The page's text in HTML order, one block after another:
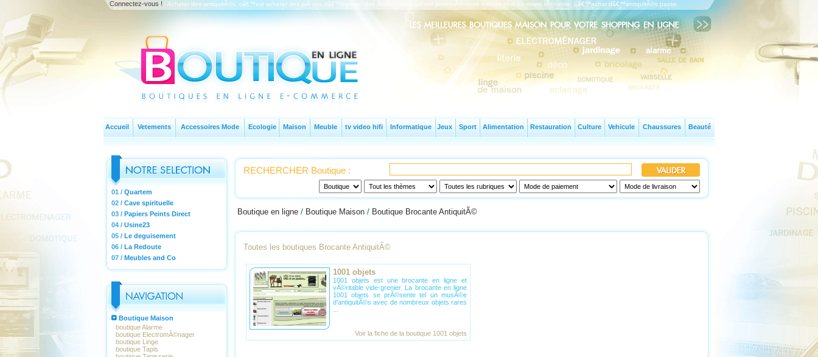
Connectez-vous ! - Acheter des antiquitÃ©s, câ€™est acheter des piÃ¨ces dâ€™histoire, des Ã©lÃ©ments qui ont ponctuÃ© notre histoire plus ou moins rÃ©cente. Lâ€™achat dâ€™antiquitÃ©s passe
nÃ©cessairement par des brocanteurs et antiquaires qui vendent de nombreuses piÃ¨ces historiquesÂ : objets anciens, tableaux, mobilier, etc. Les magasins dâ€™antiquitÃ© sont nÃ©cessairement des magasins
spÃ©cialisÃ©s avec des gÃ©rants passionnÃ©s.
Accueil Vetements Accessoires Mode Ecologie Maison Meuble tv video hifi Informatique Jeux Sport Alimentation Restauration Culture Vehicule Chaussures Beauté
01 / Quartem
02 / Cave spirituelle
03 / Papiers Peints Direct
04 / Usine23
05 / Le deguisement
06 / La Redoute
07 / Meubles and Co
Boutique Maison
boutique Alarme
boutique ElectromÃ©nager
boutique Linge
boutique Tapis
RECHERCHER Boutique :
Boutique en ligne / Boutique Maison / Boutique Brocante AntiquitÃ©
Toutes les boutiques Brocante AntiquitÃ©
1001 objets
1001 objets est une brocante en ligne et
vÃ©ritable vide-grenier. La brocante en ligne
1001 objets se prÃ©sente tel un musÃ©e
d'antiquitÃ©s avec de nombreux objets rares
Voir la fiche de la boutique 1001 objets